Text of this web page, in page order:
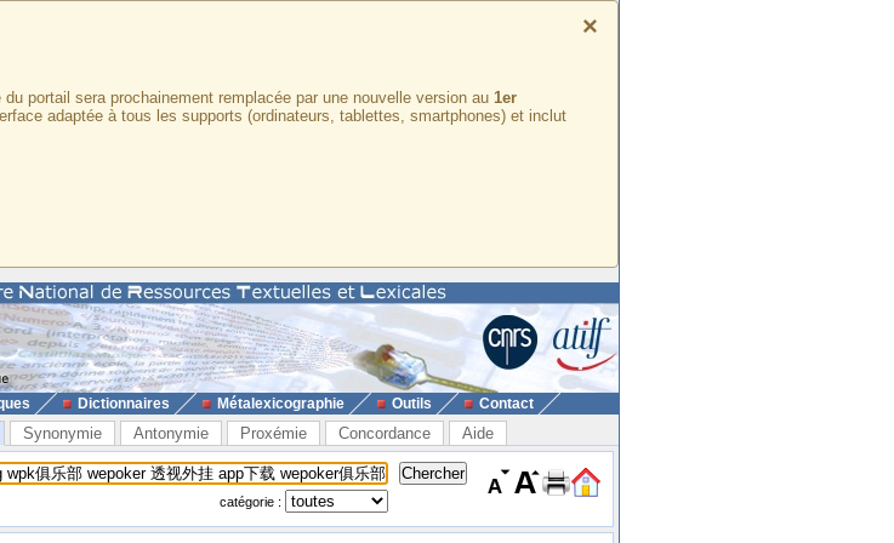
×
portail sera prochainement remplacée par une nouvelle version au 1er
adaptée à tous les supports (ordinateurs, tablettes, smartphones) et inclut
Dictionnaires Métalexicographie Outils Contact
Synonymie Antonymie Proxémie Concordance Aide
catégorie :